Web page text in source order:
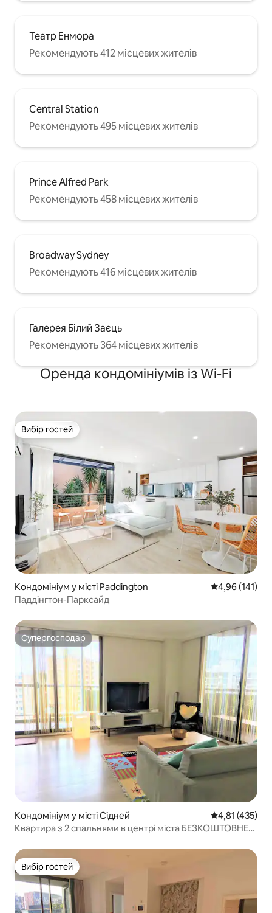
Театр Енмора
Рекомендують 412 місцевих жителів
Central Station
Рекомендують 495 місцевих жителів
Prince Alfred Park
Рекомендують 458 місцевих жителів
Broadway Sydney
Рекомендують 416 місцевих жителів
Галерея Білий Заєць
Рекомендують 364 місцевих жителів
Оренда кондомініумів із Wi-Fi
Вибір гостей
Вибір гостей
Кондомініум у місті Paddington Середня
4,96 (141)
Паддінгтон-Парксайд
Супергосподар
Супергосподар
Кондомініум у місті Сідней Середня
4,81 (435)
Квартира з 2 спальнями в центрі міста БЕЗКОШТОВНЕ
Вибір гостей
Вибір гостей